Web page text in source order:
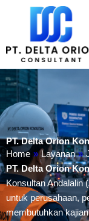
PT. Delta Orion
Home » Layanan »
PT. Delta Orion
Konsultan Andalalin
untuk perusahaan,
membutuhkan